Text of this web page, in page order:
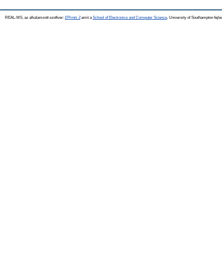
REAL-MS, az alkalamzott szoftver: EPrints 3amit a School of Electronics and Computer Science , University of Southampton